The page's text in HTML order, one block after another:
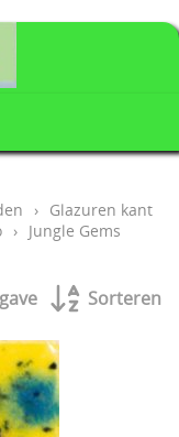
› Glazuren kant
› Jungle Gems
Sorteren